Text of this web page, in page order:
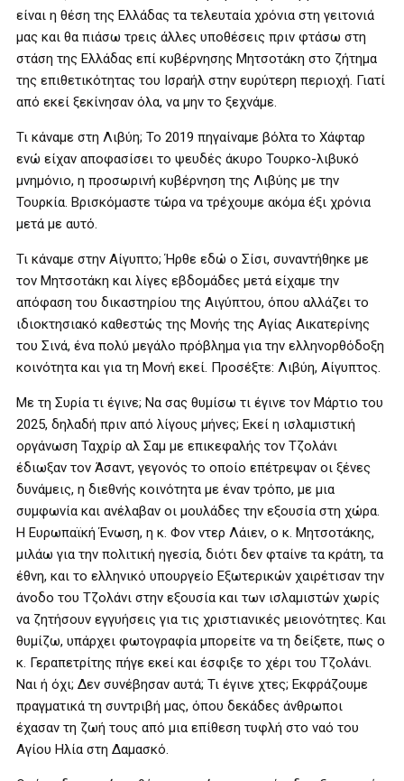
είναι η θέση της Ελλάδας τα τελευταία χρόνια στη γειτονιά
μας και θα πιάσω τρεις άλλες υποθέσεις πριν φτάσω στη
στάση της Ελλάδας επί κυβέρνησης Μητσοτάκη στο ζήτημα
της επιθετικότητας του Ισραήλ στην ευρύτερη περιοχή. Γιατί
από εκεί ξεκίνησαν όλα, να μην το ξεχνάμε.
Τι κάναμε στη Λιβύη; Το 2019 πηγαίναμε βόλτα το Χάφταρ
ενώ είχαν αποφασίσει το ψευδές άκυρο Τουρκο-λιβυκό
μνημόνιο, η προσωρινή κυβέρνηση της Λιβύης με την
Τουρκία. Βρισκόμαστε τώρα να τρέχουμε ακόμα έξι χρόνια
μετά με αυτό.
Τι κάναμε στην Αίγυπτο; Ήρθε εδώ ο Σίσι, συναντήθηκε με
τον Μητσοτάκη και λίγες εβδομάδες μετά είχαμε την
απόφαση του δικαστηρίου της Αιγύπτου, όπου αλλάζει το
ιδιοκτησιακό καθεστώς της Μονής της Αγίας Αικατερίνης
του Σινά, ένα πολύ μεγάλο πρόβλημα για την ελληνορθόδοξη
κοινότητα και για τη Μονή εκεί. Προσέξτε: Λιβύη, Αίγυπτος.
Με τη Συρία τι έγινε; Να σας θυμίσω τι έγινε τον Μάρτιο του
2025, δηλαδή πριν από λίγους μήνες; Εκεί η ισλαμιστική
οργάνωση Ταχρίρ αλ Σαμ με επικεφαλής τον Τζολάνι
έδιωξαν τον Άσαντ, γεγονός το οποίο επέτρεψαν οι ξένες
δυνάμεις, η διεθνής κοινότητα με έναν τρόπο, με μια
συμφωνία και ανέλαβαν οι μουλάδες την εξουσία στη χώρα.
Η Ευρωπαϊκή Ένωση, η κ. Φον ντερ Λάιεν, ο κ. Μητσοτάκης,
μιλάω για την πολιτική ηγεσία, διότι δεν φταίνε τα κράτη, τα
έθνη, και το ελληνικό υπουργείο Εξωτερικών χαιρέτισαν την
άνοδο του Τζολάνι στην εξουσία και των ισλαμιστών χωρίς
να ζητήσουν εγγυήσεις για τις χριστιανικές μειονότητες. Και
θυμίζω, υπάρχει φωτογραφία μπορείτε να τη δείξετε, πως ο
κ. Γεραπετρίτης πήγε εκεί και έσφιξε το χέρι του Τζολάνι.
Ναι ή όχι; Δεν συνέβησαν αυτά; Τι έγινε χτες; Εκφράζουμε
πραγματικά τη συντριβή μας, όπου δεκάδες άνθρωποι
έχασαν τη ζωή τους από μια επίθεση τυφλή στο ναό του
Αγίου Ηλία στη Δαμασκό.